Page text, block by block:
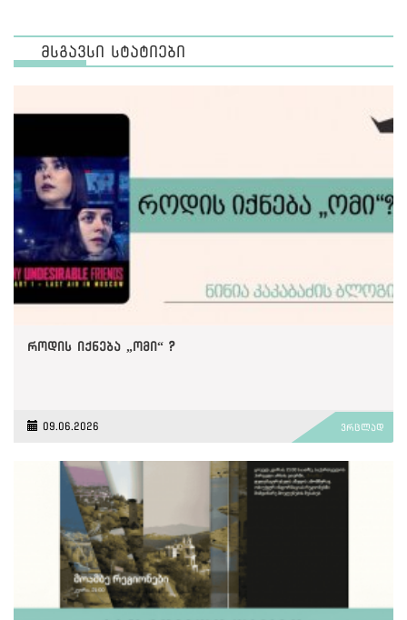
მსგავსი სტატიები
როდის იქნება „ომი“ ?
09.06.2026 ვრცლად